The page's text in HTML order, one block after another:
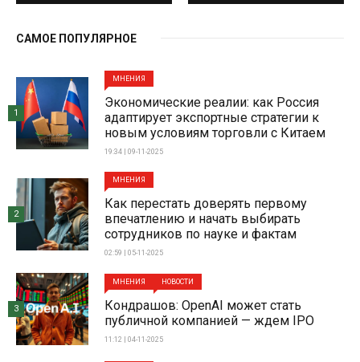
САМОЕ ПОПУЛЯРНОЕ
МНЕНИЯ
Экономические реалии: как Россия
адаптирует экспортные стратегии к
новым условиям торговли с Китаем
19:34 | 09-11-2025
1
МНЕНИЯ
Как перестать доверять первому
впечатлению и начать выбирать
сотрудников по науке и фактам
02:59 | 05-11-2025
2
МНЕНИЯ НОВОСТИ
Кондрашов: OpenAI может стать
публичной компанией — ждем IPO
11:12 | 04-11-2025
3